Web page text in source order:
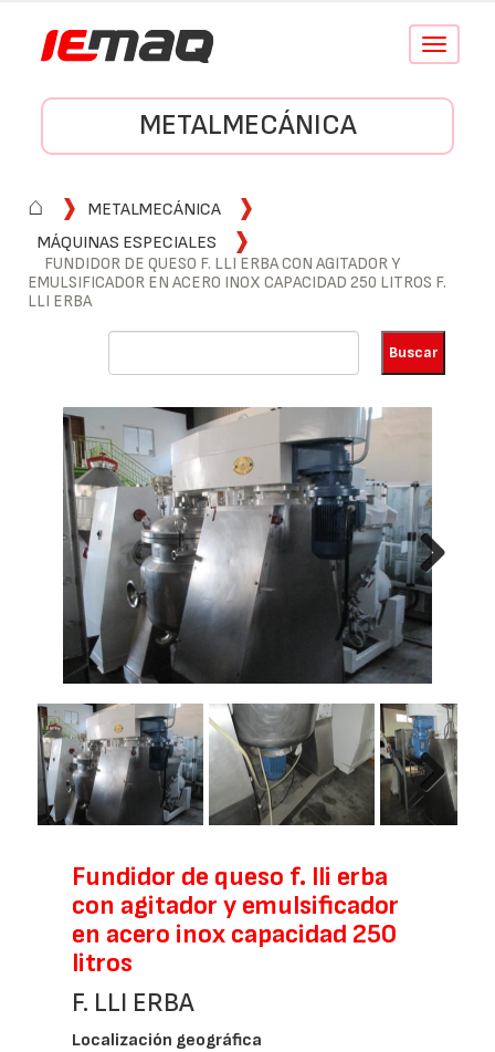
Conmutar
METALMECÁNICA
⌂
METALMECÁNICA
MÁQUINAS ESPECIALES
FUNDIDOR DE QUESO F. LLI ERBA CON AGITADOR Y
EMULSIFICADOR EN ACERO INOX CAPACIDAD 250 LITROS F.
LLI ERBA
Next
Next
Fundidor de queso f. lli erba
con agitador y emulsificador
en acero inox capacidad 250
litros
F. LLI ERBA
Localización geográfica